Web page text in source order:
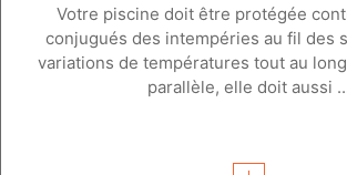
Votre piscine doit être protégée
conjugués des intempéries au fil des
variations de températures tout au long
parallèle, elle doit aussi